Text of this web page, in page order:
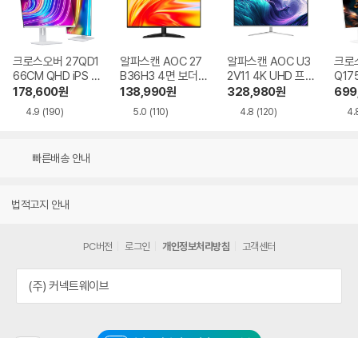
크로스오버 27QD1
66CM QHD iPS U
SB-C 화이트 Ai 멀
티스탠드
178,600원
4.9 (190)
알파스캔 AOC 27
B36H3 4면 보더리
스 IPS 120 시력보
호 무결점
138,990원
5.0 (110)
알파스캔 AOC U3
2V11 4K UHD 프리
싱크 HDR 시력보호
무결점
328,980원
4.8 (120)
크로
Ai
빠른배송 안내
법적고지 안내
PC버전 로그인 개인정보처리방침 고객센터
(주) 커넥트웨이브